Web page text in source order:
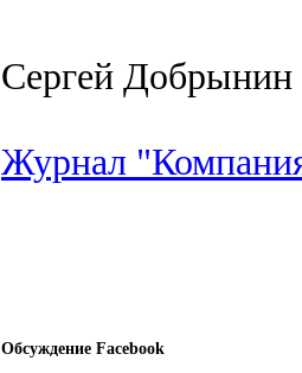
Сергей Добрынин
Журнал
Обсуждение Facebook